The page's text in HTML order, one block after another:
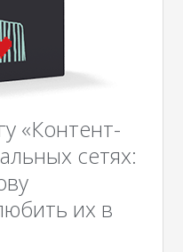
«Контент-
сетях:
их в